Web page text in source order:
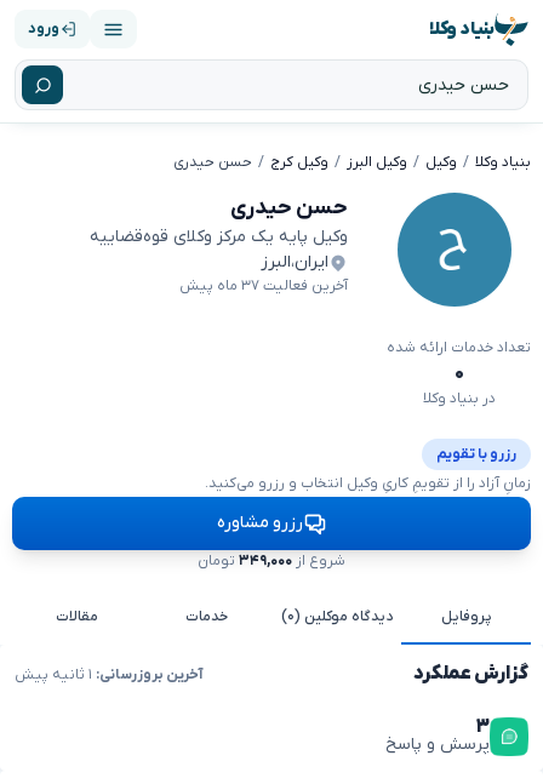
بنیاد وکلا ورود
بنیاد وکلا وکیل وکیل البرز وکیل کرج حسن حیدری
حسن حیدری
وکیل پایه یک مرکز وکلای قوه‌قضاییه
ایران،البرز
آخرین فعالیت ۳۷ ماه پیش
تعداد خدمات ارائه شده
۰
در بنیاد وکلا
رزرو با تقویم
زمانِ آزاد را از تقویمِ کاریِ وکیل انتخاب و رزرو می‌کنید.
رزرو مشاوره
شروع از ۳۴۹,۰۰۰تومان
پروفایل دیدگاه موکلین (۰) خدمات مقالات
گزارش عملکرد آخرین بروزرسانی:
۳
پرسش و پاسخ